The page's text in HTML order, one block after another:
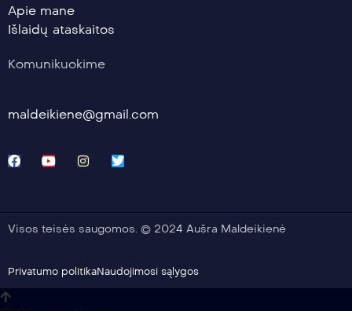
Apie mane
Išlaidų ataskaitos
Komunikuokime
maldeikiene@gmail.com
Visos teisės saugomos. © 2024 Aušra Maldeikienė
Privatumo politikaNaudojimosi sąlygos